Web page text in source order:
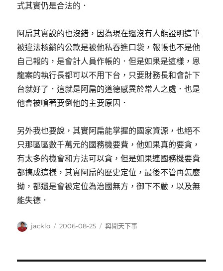
式其實仍是合法的．
阿扁其實說的也沒錯，因為現在還沒有人能證明這筆
被違法核銷的公款是被他私吞進口袋，報帳也不是他
自己報的，是會計人員作帳的．但是如果是這樣，恩
龍案的執行長都可以不用下台，只要財務長和會計下
台就好了．這就是阿扁的道德感異於常人之處．也是
他會被嗆著要倒他的主要原因．
另外我也要說，其實阿扁能掌握的國家資源，也絕不
只那區區數千萬元的國務機要費，他如果真的要貪，
有太多的機會和方法可以貪，但是如果連國務機要費
都搞成這樣，其實阿扁的歷史定位，最後不管再怎麼
拗，都還是會被定位為治國無方，御下不嚴，以及無
能失德．
作
jacklo
發
2006-08-25
分
與聞天下事